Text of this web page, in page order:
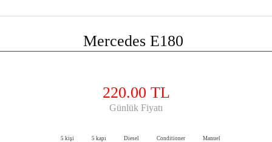
Mercedes E180
220.00 TL
Günlük Fiyatı
5 kişi 5 kapı Diesel Conditioner Manuel